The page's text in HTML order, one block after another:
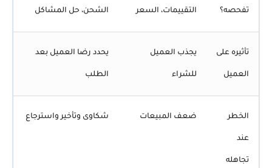
تفحصه؟ التقييمات، السعر الشحن، حل المشاكل
تأثيره على
العميل
يجذب العميل
للشراء
يحدد رضا العميل بعد
الطلب
الخطر
عند
تجاهله
ضعف المبيعات شكاوى وتأخير واسترجاع